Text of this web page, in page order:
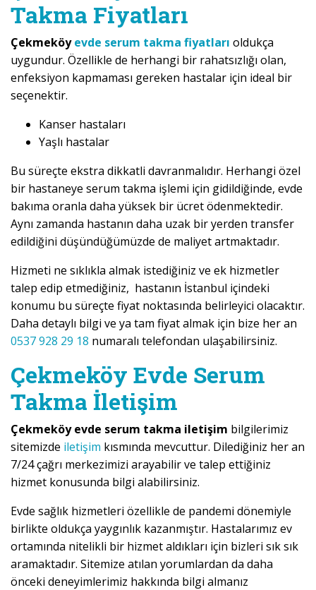
Takma Fiyatları
Çekmeköyevde serum takma fiyatları oldukça
uygundur. Özellikle de herhangi bir rahatsızlığı olan,
enfeksiyon kapmaması gereken hastalar için ideal bir
seçenektir.
Kanser hastaları
Yaşlı hastalar
Bu süreçte ekstra dikkatli davranmalıdır. Herhangi özel
bir hastaneye serum takma işlemi için gidildiğinde, evde
bakıma oranla daha yüksek bir ücret ödenmektedir.
Aynı zamanda hastanın daha uzak bir yerden transfer
edildiğini düşündüğümüzde de maliyet artmaktadır.
Hizmeti ne sıklıkla almak istediğiniz ve ek hizmetler
talep edip etmediğiniz, hastanın İstanbul içindeki
konumu bu süreçte fiyat noktasında belirleyici olacaktır.
Daha detaylı bilgi ve ya tam fiyat almak için bize her an
0537 928 29 18 numaralı telefondan ulaşabilirsiniz.
Çekmeköy Evde Serum
Takma İletişim
Çekmeköy evde serum takma iletişim bilgilerimiz
sitemizde iletişim kısmında mevcuttur. Dilediğiniz her an
7/24 çağrı merkezimizi arayabilir ve talep ettiğiniz
hizmet konusunda bilgi alabilirsiniz.
Evde sağlık hizmetleri özellikle de pandemi dönemiyle
birlikte oldukça yaygınlık kazanmıştır. Hastalarımız ev
ortamında nitelikli bir hizmet aldıkları için bizleri sık sık
aramaktadır. Sitemize atılan yorumlardan da daha
önceki deneyimlerimiz hakkında bilgi almanız